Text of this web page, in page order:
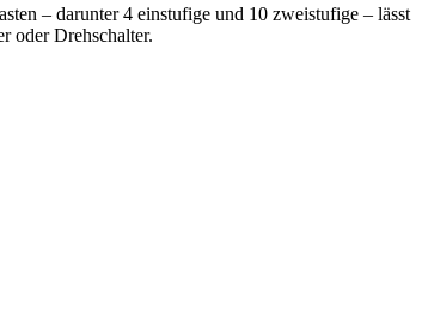
– darunter 4 einstufige und 10 zweistufige – lässt
oder Drehschalter.